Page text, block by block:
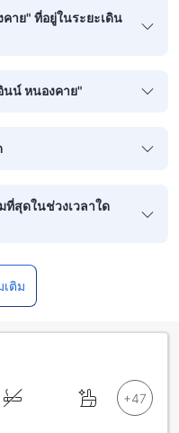
าย" ที่อยู่ในระยะเดิน
นน์ หนองคาย"
สุดในช่วงเวลาใด
เติม